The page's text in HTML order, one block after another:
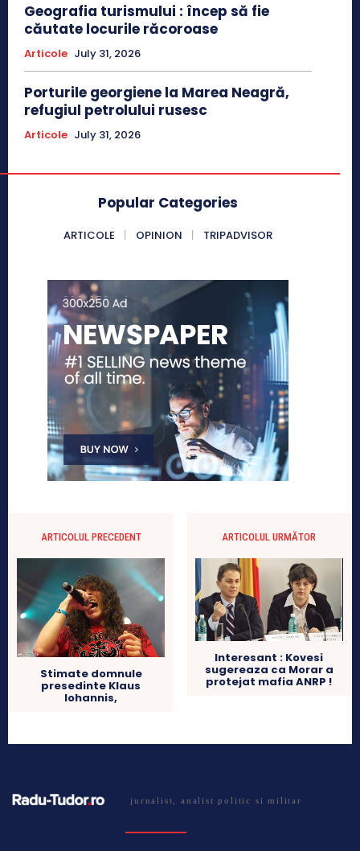
Geografia turismului : încep să fie
căutate locurile răcoroase
Articole July 31, 2026
Porturile georgiene la Marea Neagră,
refugiul petrolului rusesc
Articole July 31, 2026
Popular Categories
ARTICOLE OPINION TRIPADVISOR
ARTICOLUL PRECEDENT
Stimate domnule
presedinte Klaus
Iohannis,
ARTICOLUL URMĂTOR
Interesant : Kovesi
sugereaza ca Morar a
protejat mafia ANRP !
jurnalist, analist politic si militar